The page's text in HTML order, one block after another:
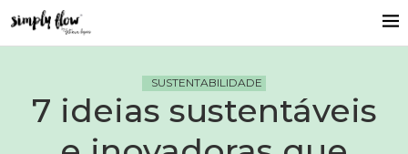
SUSTENTABILIDADE
7 ideias sustentáveis